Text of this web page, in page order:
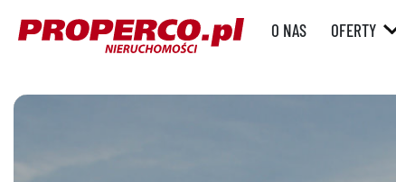
O NAS OFERTY
RYNEK